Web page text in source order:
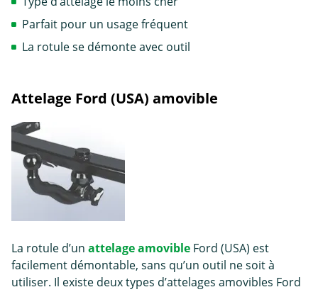
Parfait pour un usage fréquent
La rotule se démonte avec outil
Attelage Ford (USA) amovible
La rotule d’un attelage amovible Ford (USA) est
facilement démontable, sans qu’un outil ne soit à
utiliser. Il existe deux types d’attelages amovibles Ford